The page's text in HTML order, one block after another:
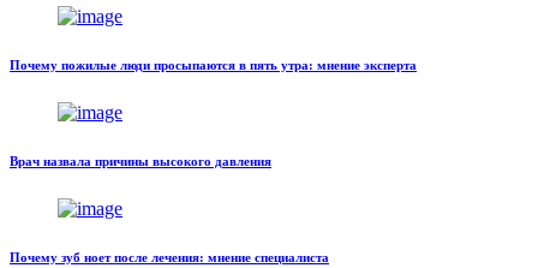
Почему пожилые люди просыпаются в пять утра: мнение эксперта
Врач назвала причины высокого давления
Почему зуб ноет после лечения: мнение специалиста